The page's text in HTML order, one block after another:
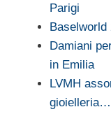
Parigi
Baselworld
Damiani
in Emilia
LVMH
gioielleria…